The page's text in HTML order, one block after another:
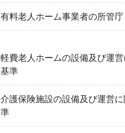
有料老人ホーム事業者の所管庁
軽費老人ホームの設備及び運
基準
介護保険施設の設備及び運営
準